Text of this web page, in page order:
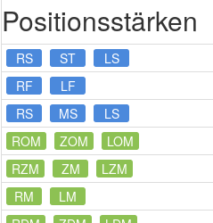
Positionsstärken
RS ST LS
RF
LF
RS
MS LS
ROM
ZOM LOM
RZM
ZM LZM
RM
LM